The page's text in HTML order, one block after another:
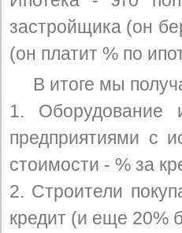
застройщика (он
(он платит % по
В итоге мы
1. Оборудование
предприятиями с
стоимости - % за
2. Строители
кредит (и еще 20%